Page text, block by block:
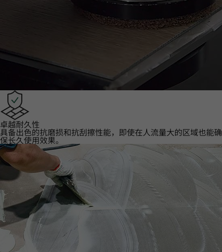
卓越耐久性‌
具备出色的抗磨损和抗刮擦性能，即使在人流量大的区域也能确
保长久使用效果。